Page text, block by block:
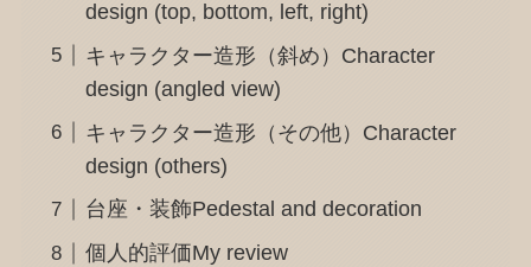
design (top, bottom, left, right)
キャラクター造形（斜め）Character
design (angled view)
キャラクター造形（その他）Character
design (others)
台座・装飾Pedestal and decoration
個人的評価My review